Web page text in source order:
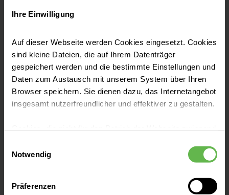
Ihre Einwilligung
Auf dieser Webseite werden Cookies eingesetzt. Cookies
sind kleine Dateien, die auf Ihrem Datenträger
gespeichert werden und die bestimmte Einstellungen und
Daten zum Austausch mit unserem System über Ihren
Browser speichern. Sie dienen dazu, das Internetangebot
insgesamt nutzerfreundlicher und effektiver zu gestalten.
eingesetzt werden.
Es steht Ihnen frei, unsere Seite mit nur den notwendigen
Cookies zu benutzen, eine individuelle Auswahl
Notwendig
Präferenzen
Fax: 0341 864-2108
Das Helios Park-Klinikum verfügt über
mehrere Standorte in Leipzig und